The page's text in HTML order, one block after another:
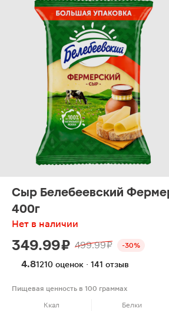
Сыр Белебеевский
400г
Нет в наличии
349.99 ₽ 499.99 ₽ -30%
4.81210 оценок · 141 отзыв
Пищевая ценность в 100 граммах
Ккал
Белки